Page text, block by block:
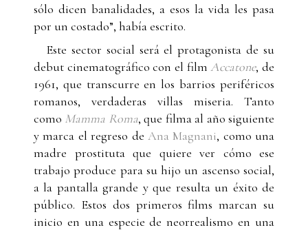
sólo dicen banalidades, a esos la vida les pasa
por un costado”, había escrito.
Este sector social será el protagonista de su
debut cinematográfico con el film Accatone, de
1961, que transcurre en los barrios periféricos
romanos, verdaderas villas miseria. Tanto
como Mamma Roma, que filma al año siguiente
y marca el regreso de Ana Magnani, como una
madre prostituta que quiere ver cómo ese
trabajo produce para su hijo un ascenso social,
a la pantalla grande y que resulta un éxito de
público. Estos dos primeros films marcan su
inicio en una especie de neorrealismo en una